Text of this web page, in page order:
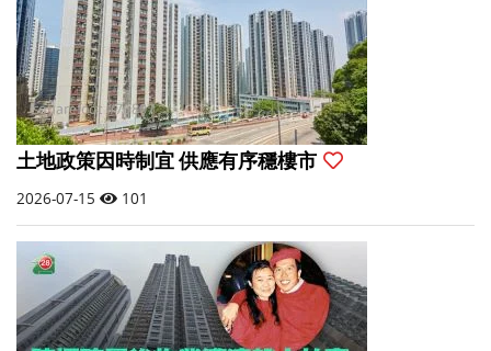
土地政策因時制宜 供應有序穩樓市
2026-07-15 101